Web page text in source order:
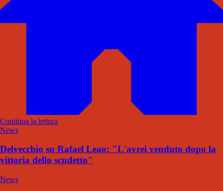
Continua la lettura
News
Delvecchio su Rafael Leao: "L'avrei venduto dopo la
vittoria dello scudetto"
News